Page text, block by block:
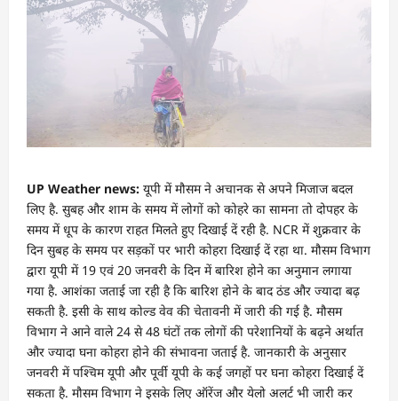
UP Weather news: यूपी में मौसम ने अचानक से अपने मिजाज बदल
लिए है. सुबह और शाम के समय में लोगों को कोहरे का सामना तो दोपहर के
समय में धूप के कारण राहत मिलते हुए दिखाई दें रही है. NCR में शुक्रवार के
दिन सुबह के समय पर सड़कों पर भारी कोहरा दिखाई दें रहा था. मौसम विभाग
द्वारा यूपी में 19 एवं 20 जनवरी के दिन में बारिश होने का अनुमान लगाया
गया है. आशंका जताई जा रही है कि बारिश होने के बाद ठंड और ज्यादा बढ़
सकती है. इसी के साथ कोल्ड वेव की चेतावनी में जारी की गई है. मौसम
विभाग ने आने वाले 24 से 48 घंटों तक लोगों की परेशानियों के बढ़ने अर्थात
और ज्यादा घना कोहरा होने की संभावना जताई है. जानकारी के अनुसार
जनवरी में पश्चिम यूपी और पूर्वी यूपी के कई जगहों पर घना कोहरा दिखाई दें
सकता है. मौसम विभाग ने इसके लिए ऑरेंज और येलो अलर्ट भी जारी कर